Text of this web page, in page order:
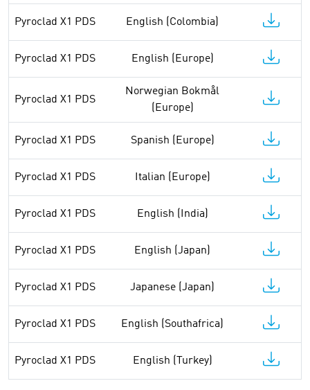
Pyroclad X1 PDS English (Colombia)
Pyroclad X1 PDS English (Europe)
Pyroclad X1 PDS
Norwegian Bokmål
(Europe)
Pyroclad X1 PDS Spanish (Europe)
Pyroclad X1 PDS Italian (Europe)
Pyroclad X1 PDS English (India)
Pyroclad X1 PDS English (Japan)
Pyroclad X1 PDS Japanese (Japan)
Pyroclad X1 PDS English (Southafrica)
Pyroclad X1 PDS English (Turkey)